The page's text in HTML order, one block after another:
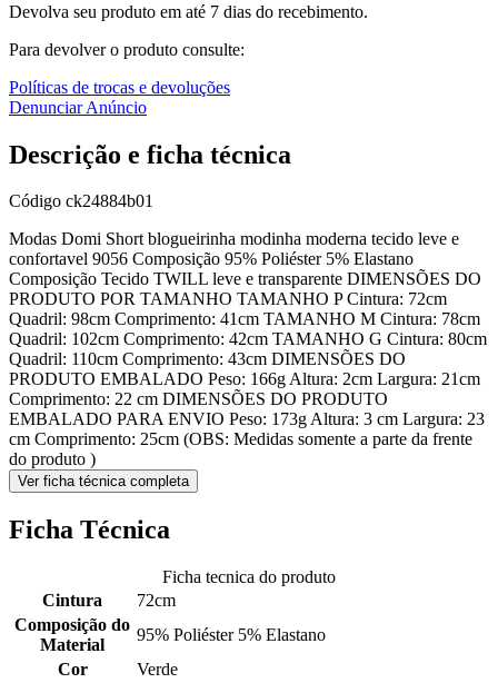
Devolva seu produto em até 7 dias do recebimento.
Para devolver o produto consulte:
Políticas de trocas e devoluções
Denunciar Anúncio
Descrição e ficha técnica
Código ck24884b01
Modas Domi Short blogueirinha modinha moderna tecido leve e
confortavel 9056 Composição 95% Poliéster 5% Elastano
Composição Tecido TWILL leve e transparente DIMENSÕES DO
PRODUTO POR TAMANHO TAMANHO P Cintura: 72cm
Quadril: 98cm Comprimento: 41cm TAMANHO M Cintura: 78cm
Quadril: 102cm Comprimento: 42cm TAMANHO G Cintura: 80cm
Quadril: 110cm Comprimento: 43cm DIMENSÕES DO
PRODUTO EMBALADO Peso: 166g Altura: 2cm Largura: 21cm
Comprimento: 22 cm DIMENSÕES DO PRODUTO
EMBALADO PARA ENVIO Peso: 173g Altura: 3 cm Largura: 23
cm Comprimento: 25cm (OBS: Medidas somente a parte da frente
do produto )
Ver ficha técnica completa
Ficha Técnica
Ficha tecnica do produto
Cintura
72cm
Composição do
Material
95% Poliéster 5% Elastano
Cor
Verde